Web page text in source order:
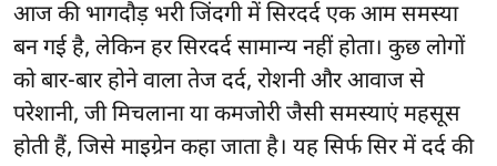
आज की भागदौड़ भरी जिंदगी में सिरदर्द एक आम समस्या
बन गई है, लेकिन हर सिरदर्द सामान्य नहीं होता। कुछ लोगों
को बार-बार होने वालातेज दर्द, रोशनी और आवाज से
परेशानी, जी मिचलाना या कमजोरी जैसी समस्याएं महसूस
होती हैं, जिसे माइग्रेन कहा जाता है। यह सिर्फ सिर में दर्द की